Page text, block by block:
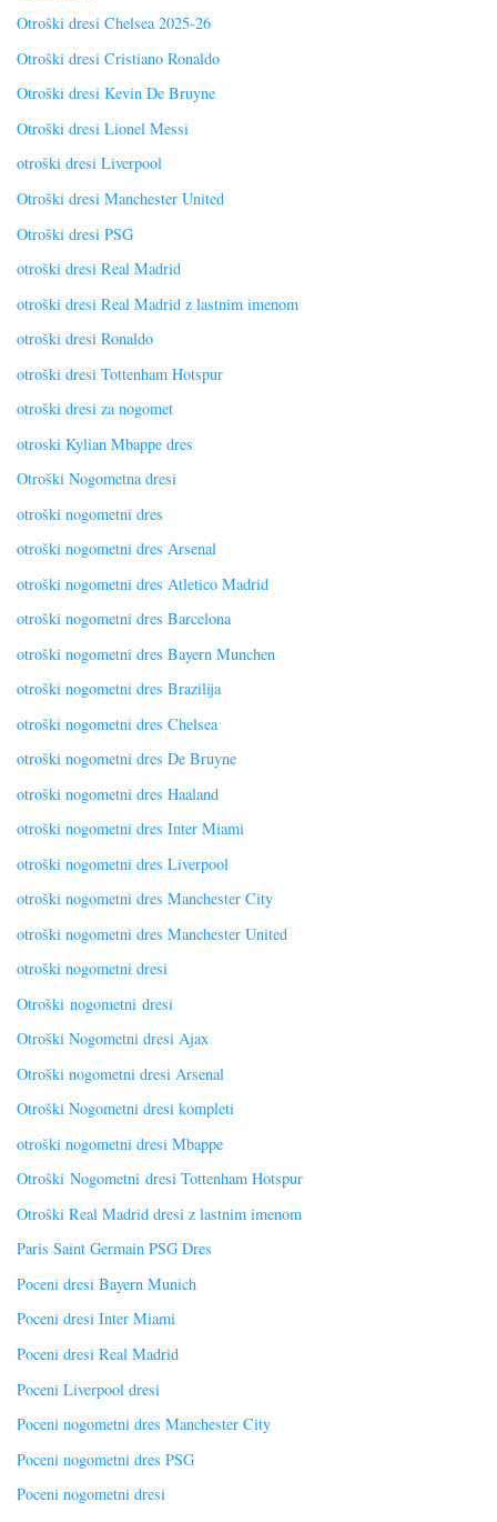
Otroški dresi Chelsea 2025-26
Otroški dresi Cristiano Ronaldo
Otroški dresi Kevin De Bruyne
Otroški dresi Lionel Messi
otroški dresi Liverpool
Otroški dresi Manchester United
Otroški dresi PSG
otroški dresi Real Madrid
otroški dresi Real Madrid z lastnim imenom
otroški dresi Ronaldo
otroški dresi Tottenham Hotspur
otroški dresi za nogomet
otroski Kylian Mbappe dres
Otroški Nogometna dresi
otroški nogometni dres
otroški nogometni dres Arsenal
otroški nogometni dres Atletico Madrid
otroški nogometni dres Barcelona
otroški nogometni dres Bayern Munchen
otroški nogometni dres Brazilija
otroški nogometni dres Chelsea
otroški nogometni dres De Bruyne
otroški nogometni dres Haaland
otroški nogometni dres Inter Miami
otroški nogometni dres Liverpool
otroški nogometni dres Manchester City
otroški nogometni dres Manchester United
otroški nogometni dresi
Otroški nogometni dresi
Otroški Nogometni dresi Ajax
Otroški nogometni dresi Arsenal
Otroški Nogometni dresi kompleti
otroški nogometni dresi Mbappe
Otroški Nogometni dresi Tottenham Hotspur
Otroški Real Madrid dresi z lastnim imenom
Paris Saint Germain PSG Dres
Poceni dresi Bayern Munich
Poceni dresi Inter Miami
Poceni dresi Real Madrid
Poceni Liverpool dresi
Poceni nogometni dres Manchester City
Poceni nogometni dres PSG
Poceni nogometni dresi